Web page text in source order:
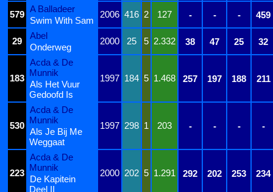
579
A Balladeer
2006 416 2 127 - - - 459
Swim With Sam
29
Abel
2000 25 5 2.332 38 47 25 32
Onderweg
183
Acda & De
Munnik
1997 184 5 1.468 257 197 188 211
Als Het Vuur
Gedoofd Is
530
Acda & De
Munnik
1997 298 1 203 - - - -
Als Je Bij Me
Weggaat
223
Acda & De
Munnik
2000 202 5 1.291 292 202 253 234
De Kapitein
Deel II